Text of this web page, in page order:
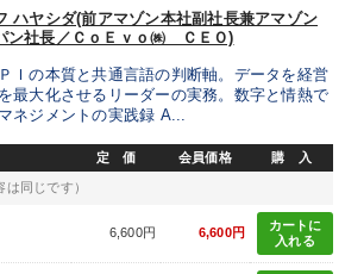
セミナー収録講演ＣＤ・講演ＤＶＤ・デジ
トリーミング・ダウンロード）
ジメント力を磨く
財務・数字力の向上
ハヤシダ(前アマゾン本社副社長兼アマゾン
ン社長／ＣｏＥｖｏ㈱ ＣＥＯ)
Ｉの本質と共通言語の判断軸。データを経営
最大化させるリーダーの実務。数字と情熱で
ネジメントの実践録 A...
定 価 会員価格 購 入
は同じです）
6,600円 6,600円
カートに
入れる